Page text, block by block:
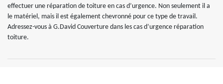
effectuer une réparation de toiture en cas d’urgence. Non seulement il a
le matériel, mais il est également chevronné pour ce type de travail.
Adressez-vous à G.David Couverture dans les cas d’urgence réparation
toiture.